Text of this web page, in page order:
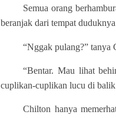
Semua orang
beranjak dari tempat
“Nggak pulang?” tanya
“Bentar. Mau lihat
cuplikan-cuplikan lucu di balik
Chilton hanya